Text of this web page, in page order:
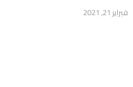
فبراير 21, 2021